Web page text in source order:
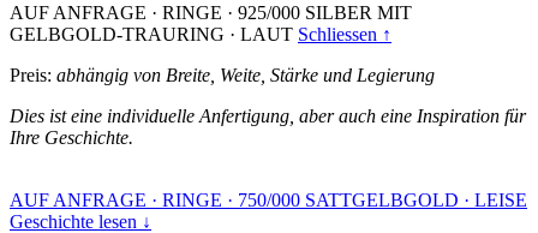
AUF ANFRAGE · RINGE · 925/000 SILBER MIT
GELBGOLD-TRAURING · LAUT Schliessen ↑
Preis: abhängig von Breite, Weite, Stärke und Legierung
Dies ist eine individuelle Anfertigung, aber auch eine Inspiration für
Ihre Geschichte.
AUF ANFRAGE · RINGE · 750/000 SATTGELBGOLD · LEISE
Geschichte lesen ↓